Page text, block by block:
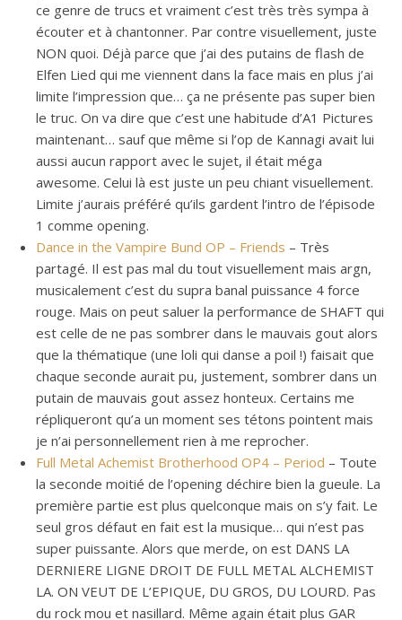
ce genre de trucs et vraiment c’est très très sympa à
écouter et à chantonner. Par contre visuellement, juste
NON quoi. Déjà parce que j’ai des putains de flash de
Elfen Lied qui me viennent dans la face mais en plus j’ai
limite l’impression que… ça ne présente pas super bien
le truc. On va dire que c’est une habitude d’A1 Pictures
maintenant… sauf que même si l’op de Kannagi avait lui
aussi aucun rapport avec le sujet, il était méga
awesome. Celui là est juste un peu chiant visuellement.
Limite j’aurais préféré qu’ils gardent l’intro de l’épisode
1 comme opening.
Dance in the Vampire Bund OP – Friends – Très
partagé. Il est pas mal du tout visuellement mais argn,
musicalement c’est du supra banal puissance 4 force
rouge. Mais on peut saluer la performance de SHAFT qui
est celle de ne pas sombrer dans le mauvais gout alors
que la thématique (une loli qui danse a poil !) faisait que
chaque seconde aurait pu, justement, sombrer dans un
putain de mauvais gout assez honteux. Certains me
répliqueront qu’a un moment ses tétons pointent mais
je n’ai personnellement rien à me reprocher.
Full Metal Achemist Brotherhood OP4 – Period – Toute
la seconde moitié de l’opening déchire bien la gueule. La
première partie est plus quelconque mais on s’y fait. Le
seul gros défaut en fait est la musique… qui n’est pas
super puissante. Alors que merde, on est DANS LA
DERNIERE LIGNE DROIT DE FULL METAL ALCHEMIST
LA. ON VEUT DE L’EPIQUE, DU GROS, DU LOURD. Pas
du rock mou et nasillard. Même again était plus GAR